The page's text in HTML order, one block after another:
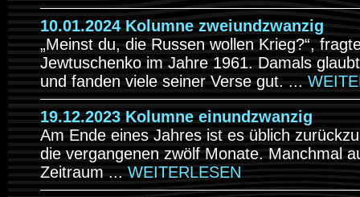
10.01.2024 Kolumne zweiundzwanzig
„Meinst du, die Russen wollen Krieg?“,
Jewtuschenko im Jahre 1961. Damals
und fanden viele seiner Verse gut. ...
19.12.2023 Kolumne einundzwanzig
Am Ende eines Jahres ist es üblich
die vergangenen zwölf Monate. Manchmal
Zeitraum ...WEITERLESEN